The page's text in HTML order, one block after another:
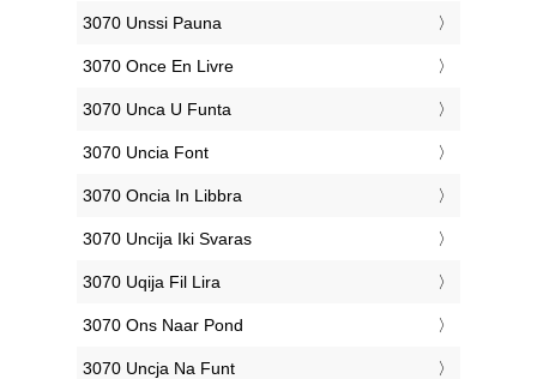
‎3070 Unssi Pauna
‎3070 Once En Livre
‎3070 Unca U Funta
‎3070 Uncia Font
‎3070 Oncia In Libbra
‎3070 Uncija Iki Svaras
‎3070 Uqija Fil Lira
‎3070 Ons Naar Pond
‎3070 Uncja Na Funt